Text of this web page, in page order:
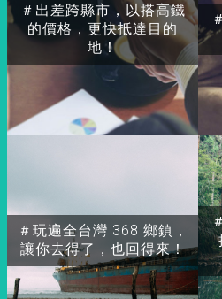
＃出差跨縣市，以搭高鐵
的價格，更快抵達目的
地！
＃玩遍全台灣 368 鄉鎮，
讓你去得了，也回得來！